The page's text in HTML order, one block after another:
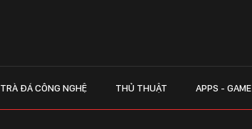
TRÀ ĐÁ CÔNG NGHỆ THỦ THUẬT APPS - GAME